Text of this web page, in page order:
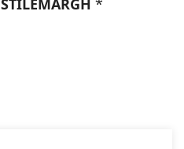
STILEMARGH *